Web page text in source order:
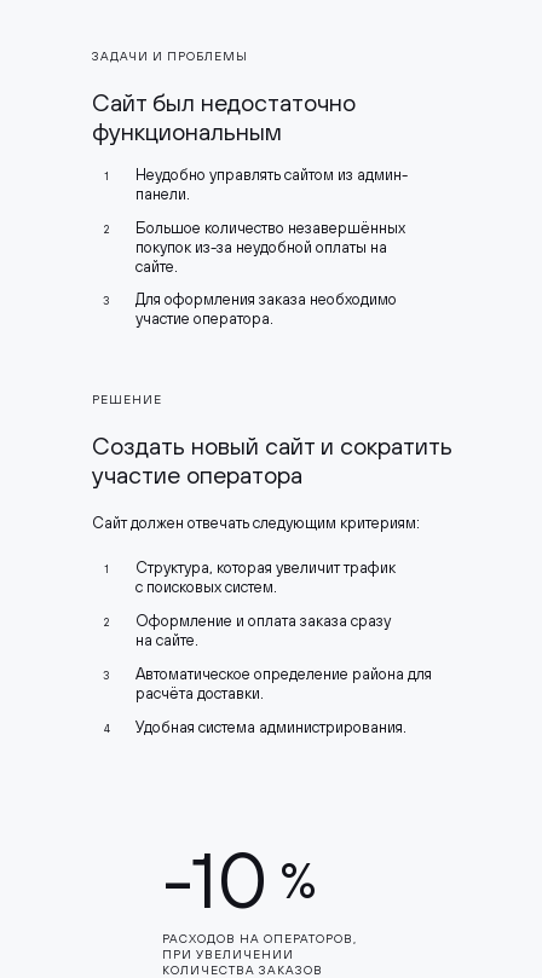
ЗАДАЧИ И ПРОБЛЕМЫ
Сайт был недостаточно
функциональным
Неудобно управлять сайтом из админ-
панели.
1
Большое количество незавершённых
покупок из-за неудобной оплаты на
сайте.
2
Для оформления заказа необходимо
участие оператора.
3
РЕШЕНИЕ
Создать новый сайт и сократить
участие оператора
Структура, которая увеличит трафик
с поисковых систем.
Сайт должен отвечать следующим критериям:
1
Оформление и оплата заказа сразу
на сайте.
2
Автоматическое определение района для
расчёта доставки.
3
Удобная система администрирования.
4
-10 %
РАСХОДОВ НА ОПЕРАТОРОВ,
ПРИ УВЕЛИЧЕНИИ
КОЛИЧЕСТВА ЗАКАЗОВ